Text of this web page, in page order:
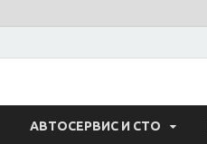
АВТОСЕРВИС И СТО